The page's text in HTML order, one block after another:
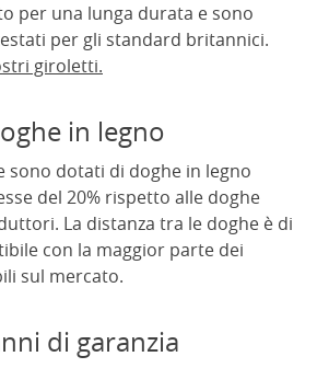
per una lunga durata e sono
per gli standard britannici.
giroletti.
in legno
sono dotati di doghe in legno
del 20% rispetto alle doghe
La distanza tra le doghe è di
con la maggior parte dei
sul mercato.
di garanzia